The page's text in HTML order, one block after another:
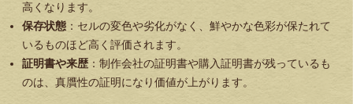
高くなります。
保存状態 ：セルの変色や劣化がなく、鮮やかな色彩が保たれて
いるものほど高く評価されます。
証明書や来歴 ：制作会社の証明書や購入証明書が残っているも
のは、真贋性の証明になり価値が上がります。